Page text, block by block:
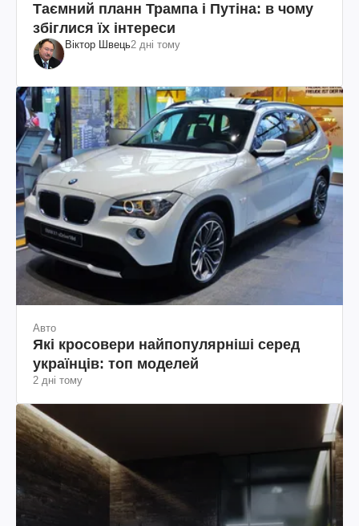
Таємний планн Трампа і Путіна: в чому
збіглися їх інтереси
Віктор Швець2 дні тому
Авто
Які кросовери найпопулярніші серед
українців: топ моделей
2 дні тому